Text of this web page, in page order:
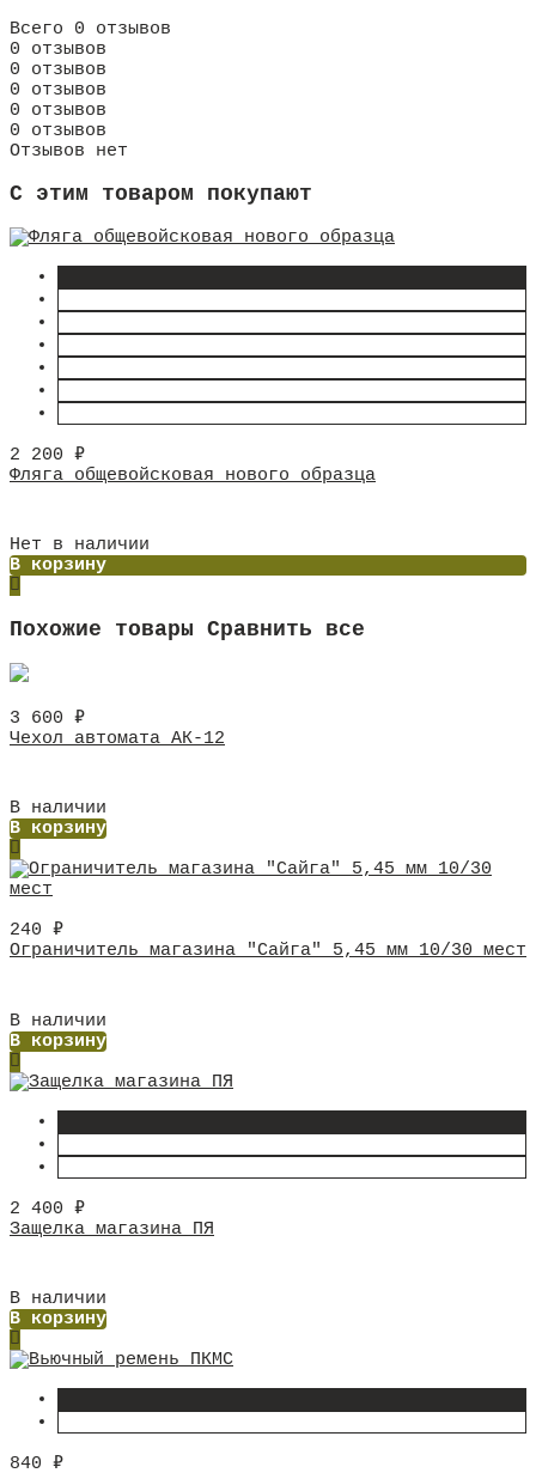
Всего 0 отзывов
0 отзывов
0 отзывов
0 отзывов
0 отзывов
0 отзывов
Отзывов нет
C этим товаром покупают
2 200 ₽
Фляга общевойсковая нового образца
Нет в наличии
В корзину
Похожие товары Сравнить все
3 600 ₽
Чехол автомата АК-12
В наличии
В корзину
240 ₽
Ограничитель магазина "Сайга" 5,45 мм 10/30 мест
В наличии
В корзину
2 400 ₽
Защелка магазина ПЯ
В наличии
В корзину
840 ₽